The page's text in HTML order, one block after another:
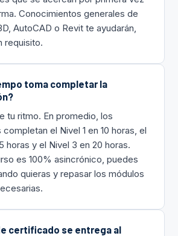
Conocimientos generales de
AutoCAD o Revit te ayudarán,
requisito.
toma completar la
tu ritmo. En promedio, los
el Nivel 1 en 10 horas, el
horas y el Nivel 3 en 20 horas.
es 100% asincrónico, puedes
quieras y repasar los módulos
certificado se entrega al